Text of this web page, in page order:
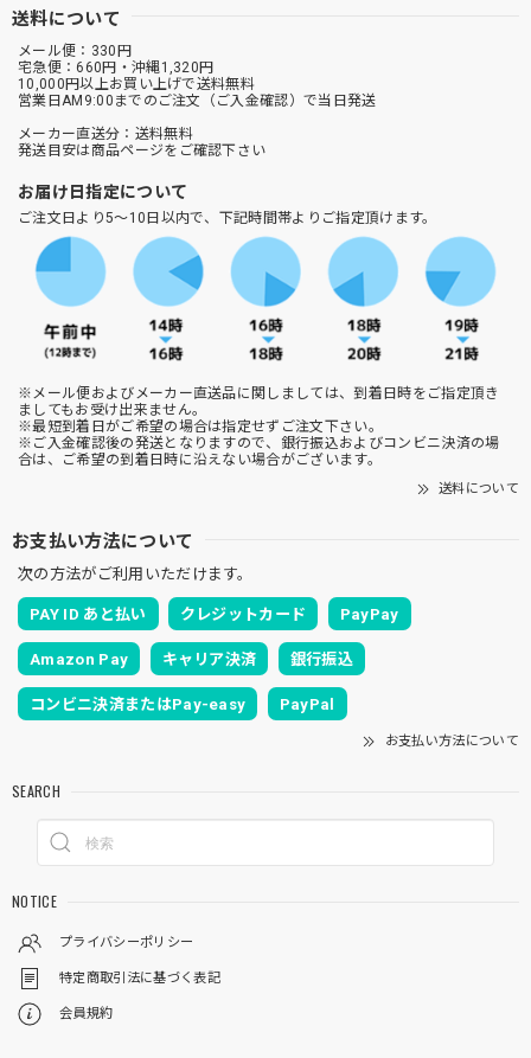
送料について
メール便：330円
宅急便：660円・沖縄1,320円
10,000円以上お買い上げで送料無料
営業日AM9:00までのご注文（ご入金確認）で当日発送
メーカー直送分：送料無料
発送目安は商品ページをご確認下さい
お届け日指定について
ご注文日より5～10日以内で、下記時間帯よりご指定頂けます。
※メール便およびメーカー直送品に関しましては、到着日時をご指定頂き
ましてもお受け出来ません。
※最短到着日がご希望の場合は指定せずご注文下さい。
※ご入金確認後の発送となりますので、銀行振込およびコンビニ決済の場
合は、ご希望の到着日時に沿えない場合がございます。
送料について
お支払い方法について
次の方法がご利用いただけます。
PAY ID あと払い クレジットカード PayPay
Amazon Pay キャリア決済 銀行振込
コンビニ決済またはPay-easy PayPal
お支払い方法について
SEARCH
NOTICE
プライバシーポリシー
特定商取引法に基づく表記
会員規約